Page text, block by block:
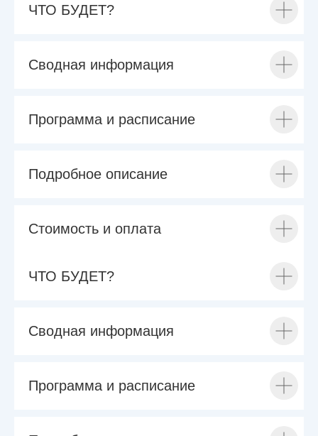
ЧТО БУДЕТ?
Сводная информация
Программа и расписание
Подробное описание
Стоимость и оплата
ЧТО БУДЕТ?
Сводная информация
Программа и расписание